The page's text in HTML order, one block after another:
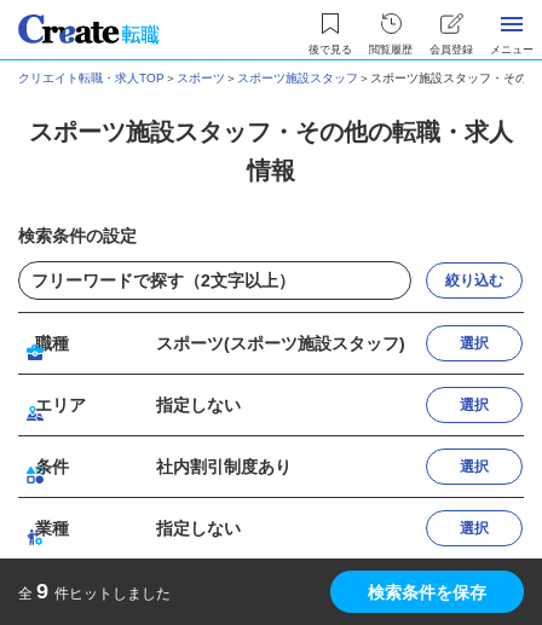
後で見る 閲覧履歴 会員登録 メニュー
クリエイト転職・求人TOP ＞ スポーツ ＞ スポーツ施設スタッフ ＞ スポーツ施設スタッフ・その
スポーツ施設スタッフ・その他の転職・求人
情報
検索条件の設定
絞り込む
職種 スポーツ(スポーツ施設スタッフ) 選択
エリア 指定しない 選択
条件 社内割引制度あり 選択
業種 指定しない 選択
全 9 件ヒットしました 検索条件を保存